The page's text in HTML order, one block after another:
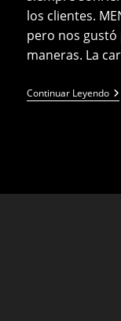
los clientes.
pero nos gustó
maneras. La
Continuar Leyendo